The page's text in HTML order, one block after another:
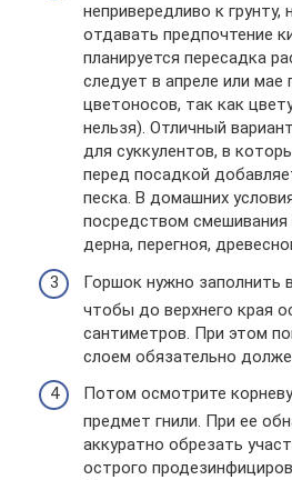
непривередливо к
отдавать предпочтение
планируется пересадка
следует в апреле или мае
цветоносов, так как
нельзя). Отличный
для суккулентов, в
перед посадкой
песка. В домашних
посредством смешивания
дерна, перегноя,
Горшок нужно заполнить
чтобы до верхнего края
сантиметров. При этом
слоем обязательно
Потом осмотрите
предмет гнили. При ее
аккуратно обрезать
острого